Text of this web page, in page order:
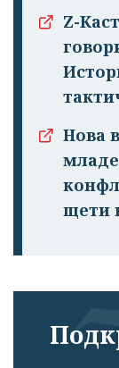
Z-
Нова
щети